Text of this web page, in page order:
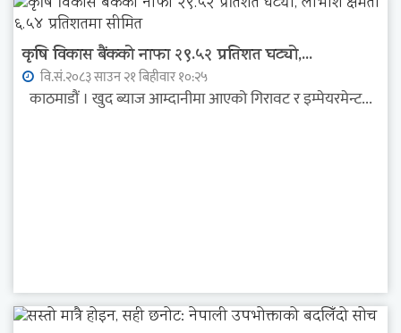
कृषि विकास बैंकको नाफा २९.५२ प्रतिशत घट्यो,...
वि.सं.२०८३ साउन २१ बिहीवार १०:२५
काठमाडौं । खुद ब्याज आम्दानीमा आएको गिरावट र इम्पेयरमेन्ट...